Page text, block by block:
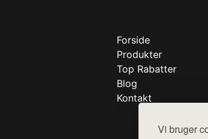
Vi bruger
Forside
Produkter
Top Rabatter
Blog
Kontakt